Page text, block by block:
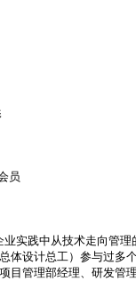
员
实践中从技术走向管
体设计总工）参与过多
目管理部经理、研发